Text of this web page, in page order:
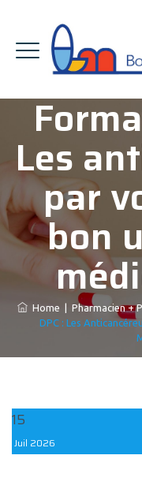
Les
par
bon
Home Pharmacien +
DPC : Les
15
Juil 2026